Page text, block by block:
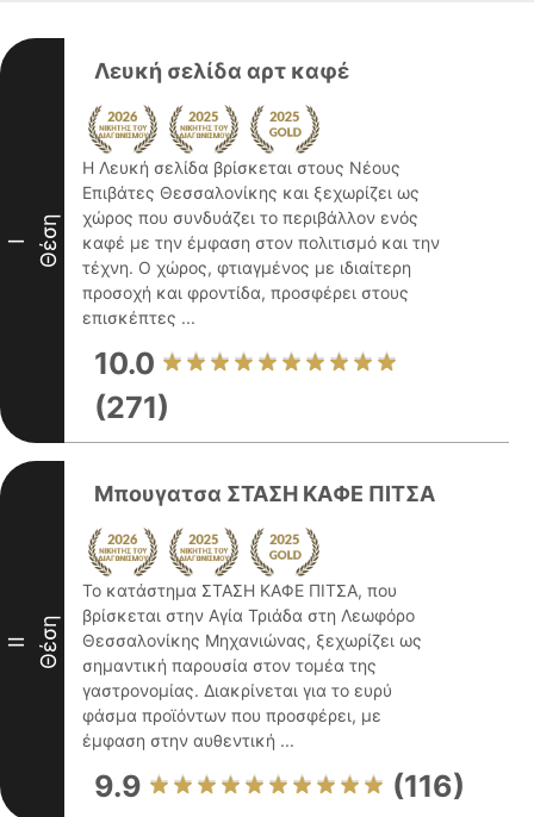
I Θέση
Λευκή σελίδα αρτ καφέ
Η Λευκή σελίδα βρίσκεται στους Νέους
Επιβάτες Θεσσαλονίκης και ξεχωρίζει ως
χώρος που συνδυάζει το περιβάλλον ενός
καφέ με την έμφαση στον πολιτισμό και την
τέχνη. Ο χώρος, φτιαγμένος με ιδιαίτερη
προσοχή και φροντίδα, προσφέρει στους
επισκέπτες ...
10.0
(271)
II Θέση
Μπουγατσα ΣΤΑΣΗ ΚΑΦΕ ΠΙΤΣΑ
Το κατάστημα ΣΤΑΣΗ ΚΑΦΕ ΠΙΤΣΑ, που
βρίσκεται στην Αγία Τριάδα στη Λεωφόρο
Θεσσαλονίκης Μηχανιώνας, ξεχωρίζει ως
σημαντική παρουσία στον τομέα της
γαστρονομίας. Διακρίνεται για το ευρύ
φάσμα προϊόντων που προσφέρει, με
έμφαση στην αυθεντική ...
9.9 (116)